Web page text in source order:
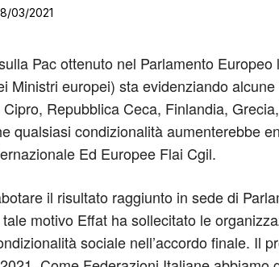
03/2021
Pac ottenuto nel Parlamento
Ministri europei) sta evidenziando
Repubblica Ceca, Finlandia,
qualsiasi condizionalità aumenterebbe
Ed Europee Flai Cgil.
il risultato raggiunto in sede di
motivo Effat ha sollecitato le
sociale nell’accordo finale. Il